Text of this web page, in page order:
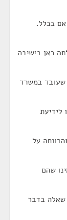
בכלל.
כאן בישיבה
שעובד במשרד
לידיעת
על
שהם
שאלה בדבר